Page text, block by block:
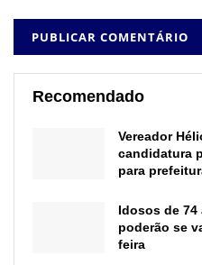
Recomendado
Vereador
candidatura
para
Idosos de
poderão se
feira